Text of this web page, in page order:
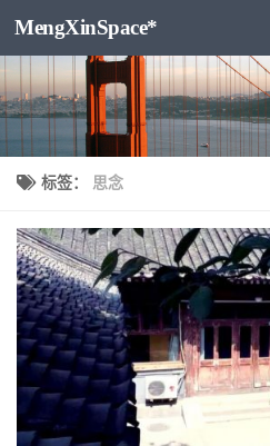
跳至内容
MengXinSpace*
标签： 思念